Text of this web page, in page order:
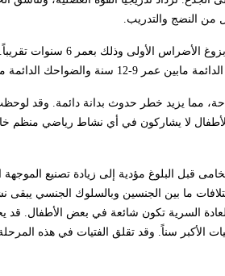
من النضج والتدريب.
من العلامات المهمة في هذه المرحلة
مما يزيد خطر حدوث بدانة دائمة. وقد
لا يشاركون في أي نشاط رياضي منظم
قبل البلوغ مؤدية إلى زيادة تصنيع الموجهة
ما بين الجنسين وبالسلوك الجنسي يبقى
السرية تكون شائعة في بعض الأطفال. قد
الأكبر سناً. وقد تقلق الفتيات في هذه